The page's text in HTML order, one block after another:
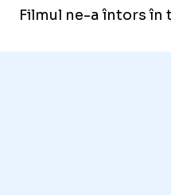
Filmul ne-a întors în